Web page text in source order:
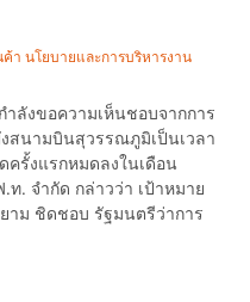
า นโยบายและการบริหารงาน
ลังขอความเห็นชอบจากการ
สนามบินสุวรรณภูมิเป็นเวลา
รั้งแรกหมดลงในเดือน
. จำกัด กล่าวว่า เป้าหมาย
าม ชิดชอบ รัฐมนตรีว่าการ